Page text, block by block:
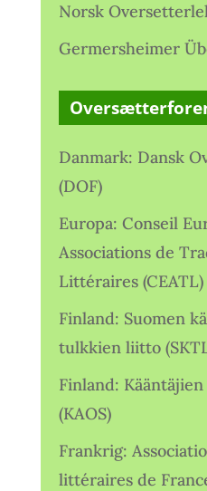
Norsk
Germersheimer
Danmark: Dansk
(DOF)
Europa: Conseil
Associations de
Littéraires (CEATL)
Finland: Suomen
tulkkien liitto
Finland:
(KAOS)
Frankrig:
littéraires de